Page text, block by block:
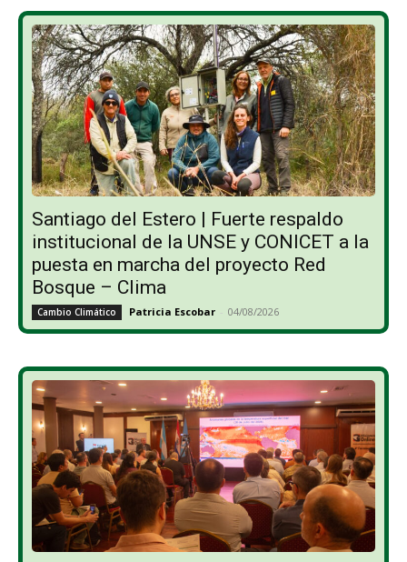
Santiago del Estero | Fuerte respaldo
institucional de la UNSE y CONICET a la
puesta en marcha del proyecto Red
Bosque – Clima
Cambio Climático Patricia Escobar - 04/08/2026